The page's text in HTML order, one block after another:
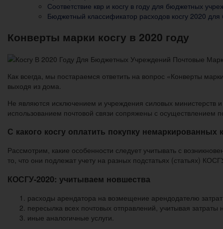
Соответствие квр и косгу в году для бюджетных
Бюджетный классификатор расходов косгу 2020
Конверты марки косгу в 2020 году
Как всегда, мы постараемся ответить на вопрос «Конверты
выходя из дома.
Не являются исключением и учреждения силовых министерств
использованием почтовой связи сопряжены с осуществлением
С какого косгу оплатить покупку немаркированных
Рассмотрим, какие особенности следует учитывать с
то, что они подлежат учету на разных подстатьях (статьях)
КОСГУ-2020: учитываем новшества
расходы арендатора на возмещение арендодателю затрат
пересылка всех почтовых отправлений, учитывая затраты
иные аналогичные услуги.